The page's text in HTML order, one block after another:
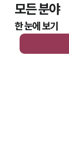
모든 분야
한 눈에 보기